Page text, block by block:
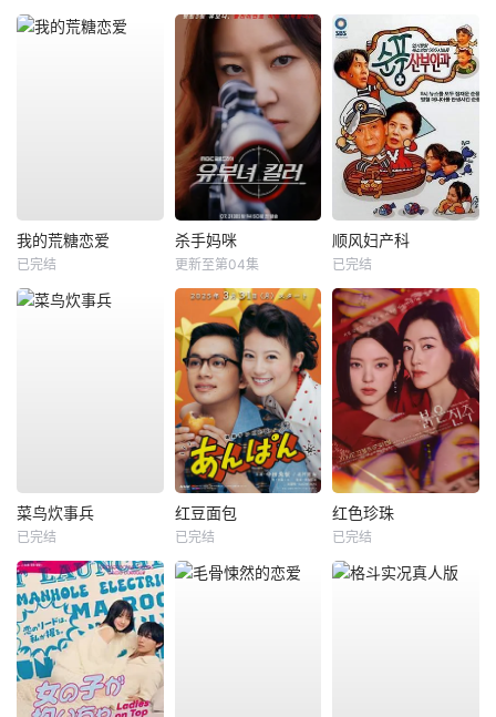
我的荒糖恋爱
已完结
杀手妈咪
更新至第04集
顺风妇产科
已完结
菜鸟炊事兵
已完结
红豆面包
已完结
红色珍珠
已完结